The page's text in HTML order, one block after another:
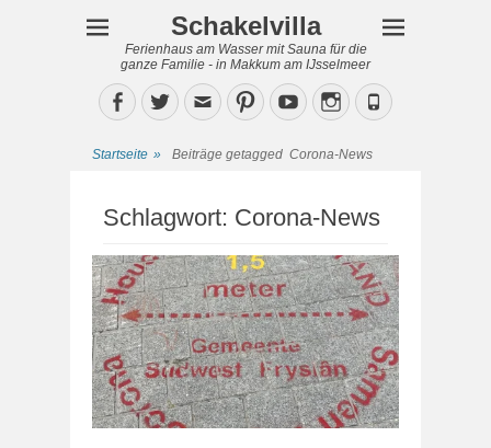
Schakelvilla
Ferienhaus am Wasser mit Sauna für die
ganze Familie - in Makkum am IJsselmeer
Facebook
TwitterEmailPinterestYouTubeInstagram
Phone
Startseite » Beiträge getagged Corona-News
Schlagwort: Corona-News